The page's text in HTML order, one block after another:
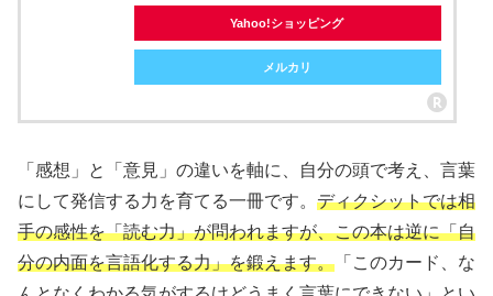
Yahoo!ショッピング
メルカリ
「感想」と「意見」の違いを軸に、自分の頭で考え、言葉
にして発信する力を育てる一冊です。 ディクシットでは相
手の感性を「読む力」が問われますが、この本は逆に「自
分の内面を言語化する力」を鍛えます。 「このカード、な